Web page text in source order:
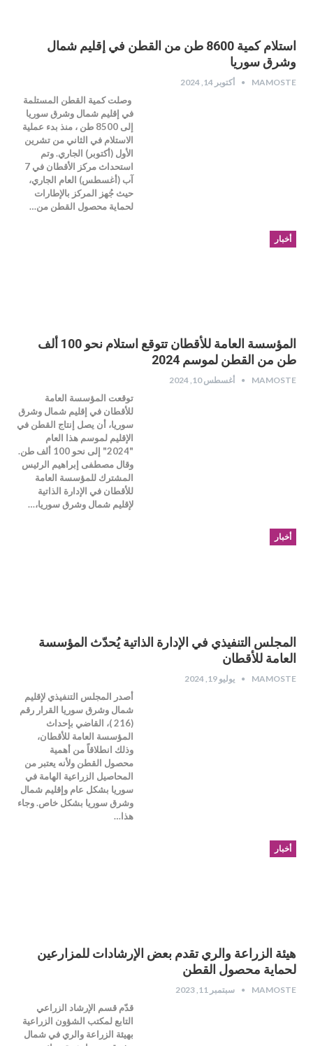
استلام كمية 8600 طن من القطن في إقليم شمال
وشرق سوريا
MAMOSTE أكتوبر 14, 2024
وصلت كمية القطن المستلمة
في إقليم شمال وشرق سوريا
إلى 8500 طن ، منذ بدء عملية
الاستلام في الثاني من تشرين
الأول (أكتوبر) الجاري. وتم
استحداث مركز الأقطان في 7
آب (أغسطس) العام الجاري،
حيث جُهز المركز بالإطارات
لحماية محصول القطن من…
أخبار
المؤسسة العامة للأقطان تتوقع استلام نحو 100 ألف
طن من القطن لموسم 2024
MAMOSTE أغسطس 10, 2024
توقعت المؤسسة العامة
للأقطان في إقليم شمال وشرق
سوريا، أن يصل إنتاج القطن في
الإقليم لموسم هذا العام
"2024" إلى نحو 100 ألف طن.
وقال مصطفى إبراهيم الرئيس
المشترك للمؤسسة العامة
للأقطان في الإدارة الذاتية
لإقليم شمال وشرق سوريا،…
أخبار
المجلس التنفيذي في الإدارة الذاتية يُحدّث المؤسسة
العامة للأقطان
MAMOSTE يوليو 19, 2024
أصدر المجلس التنفيذي لإقليم
شمال وشرق سوريا القرار رقم
(216 )، القاضي بإحداث
المؤسسة العامة للأقطان،
وذلك انطلاقاً من أهمية
محصول القطن ولأنه يعتبر من
المحاصيل الزراعية الهامة في
سوريا بشكل عام وإقليم شمال
وشرق سوريا بشكل خاص. وجاء
هذا…
أخبار
هيئة الزراعة والري تقدم بعض الإرشادات للمزارعين
لحماية محصول القطن
MAMOSTE سبتمبر 11, 2023
قدّم قسم الإرشاد الزراعي
التابع لمكتب الشؤون الزراعية
بهيئة الزراعة والري في شمال